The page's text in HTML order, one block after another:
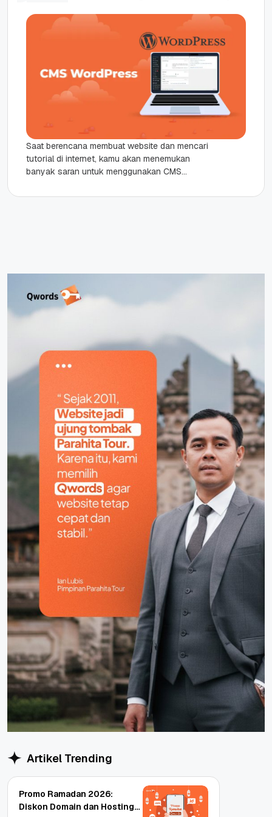
Saat berencana membuat website dan mencari
tutorial di internet, kamu akan menemukan
banyak saran untuk menggunakan CMS
fleksibilitasnya. Hal itu tak...
Artikel Trending
Promo Ramadan 2026:
Diskon Domain dan Hosting